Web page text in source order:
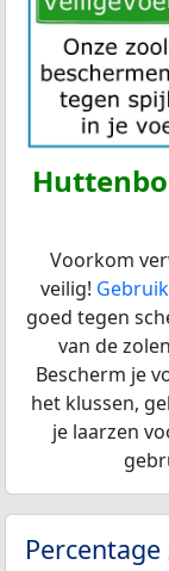
Voorkom
veilig!
goed tegen
van de
Bescherm je
het klussen,
je laarzen